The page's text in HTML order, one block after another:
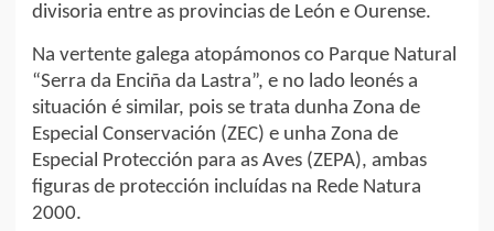
divisoria entre as provincias de León e Ourense.
Na vertente galega atopámonos co Parque Natural
“Serra da Enciña da Lastra”, e no lado leonés a
situación é similar, pois se trata dunha Zona de
Especial Conservación (ZEC) e unha Zona de
Especial Protección para as Aves (ZEPA), ambas
figuras de protección incluídas na Rede Natura
2000.